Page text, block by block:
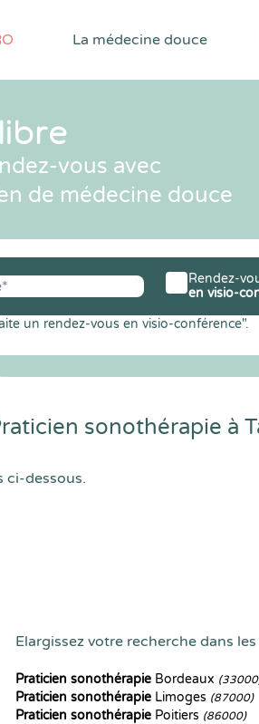
La médecine douce
vous avec
de médecine douce
un rendez-vous en visio-conférence".
Rendez-
en visio-
sonothérapie à
ci-dessous.
Elargissez votre recherche dans
Praticien sonothérapie Bordeaux
Praticien sonothérapie Limoges (87000)
Praticien sonothérapie Poitiers (86000)